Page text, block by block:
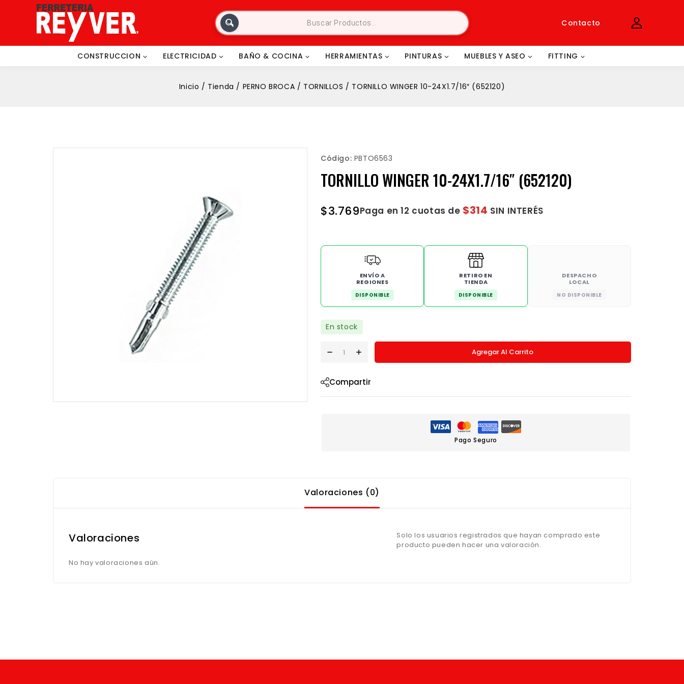
Contacto
CONSTRUCCION ELECTRICIDAD BAÑO & COCINA HERRAMIENTAS PINTURAS MUEBLES Y ASEO FITTING
Inicio / Tienda / PERNO BROCA / TORNILLOS / TORNILLO WINGER 10-24X1.7/16″ (652120)
Código: PBTO6563
TORNILLO WINGER 10-24X1.7/16″ (652120)
$3.769Paga en 12 cuotas de $314 SIN INTERÉS
ENVÍO A
REGIONES
DISPONIBLE
RETIRO EN
TIENDA
DISPONIBLE
DESPACHO
LOCAL
NO DISPONIBLE
En stock
Agregar Al Carrito
Compartir
Pago Seguro
Valoraciones (0)
Valoraciones
No hay valoraciones aún.
Solo los usuarios registrados que hayan comprado este
producto pueden hacer una valoración.